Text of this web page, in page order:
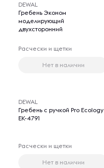
DEWAL
Гребень Эконом
моделирующий
двухсторонний
Расчески и щетки
Нет в наличии
DEWAL
Гребень с ручкой Pro Ecology
EK-4791
Расчески и щетки
Нет в наличии